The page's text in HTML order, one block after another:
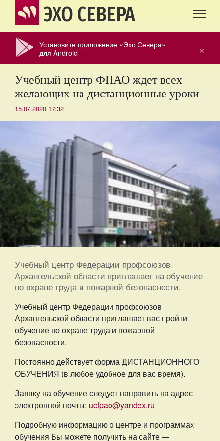
ЭХО СЕВЕРА
×
Установите приложение «Эхо Севера»
для Android
Учебный центр ФПАО ждет всех
желающих на дистанционные уроки
15.07.2020 17:32
Учебный центр Федерации профсоюзов
Архангельской области приглашает на обучение
по охране труда и пожарной безопасности.
Учебный центр Федерации профсоюзов
Архангельской области приглашает вас пройти
обучение по охране труда и пожарной
безопасности.
Постоянно действует форма ДИСТАНЦИОННОГО
ОБУЧЕНИЯ (в любое удобное для вас время).
Заявку на обучение следует направить на адрес
электронной почты: ucfpao@yandex.ru
Подробную информацию о центре и программах
обучения Вы можете получить на сайте —